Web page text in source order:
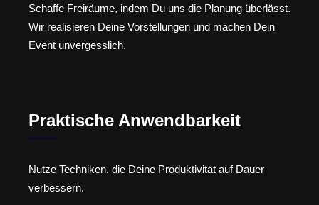
Schaffe Freiräume, indem Du uns die Planung überlässt.
Wir realisieren Deine Vorstellungen und machen Dein
Event unvergesslich.
Praktische Anwendbarkeit
Nutze Techniken, die Deine Produktivität auf Dauer
verbessern.